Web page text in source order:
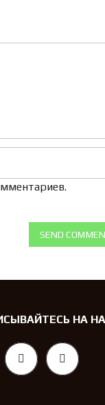
SEND
НА